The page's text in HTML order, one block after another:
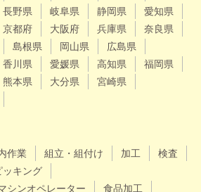
長野県 岐阜県 静岡県
愛知県
京都府 大阪府 兵庫県
奈良県
島根県 岡山県
広島県
香川県 愛媛県 高知県
福岡県
熊本県 大分県
宮崎県
作業 組立・組付け 加工
検査
ッキング
シンオペレーター
食品加工